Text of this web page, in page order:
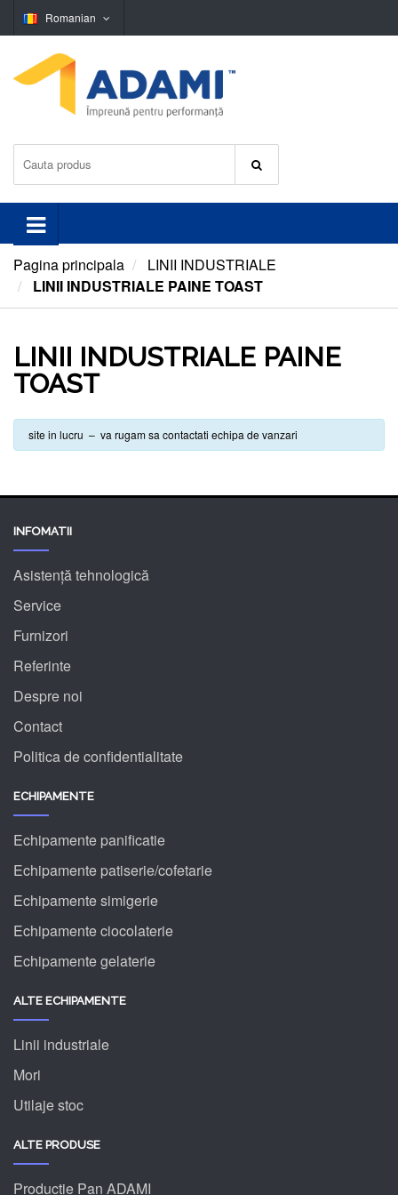
Romanian
Pagina principala
LINII INDUSTRIALE
LINII INDUSTRIALE PAINE TOAST
LINII INDUSTRIALE PAINE
TOAST
site in lucru – va rugam sa contactati echipa de vanzari
INFOMATII
Asistență tehnologică
Service
Furnizori
Referinte
Despre noi
Contact
Politica de confidentialitate
ECHIPAMENTE
Echipamente panificatie
Echipamente patiserie/cofetarie
Echipamente simigerie
Echipamente ciocolaterie
Echipamente gelaterie
ALTE ECHIPAMENTE
Linii industriale
Mori
Utilaje stoc
ALTE PRODUSE
Productie Pan ADAMI